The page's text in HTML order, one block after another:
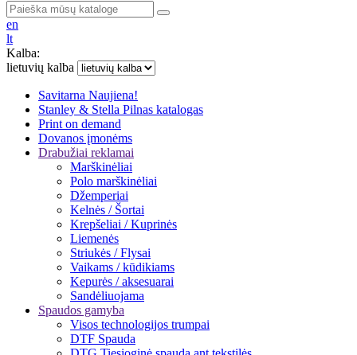
en
lt
Kalba:
lietuvių kalba
Savitarna Naujiena!
Stanley & Stella Pilnas katalogas
Print on demand
Dovanos įmonėms
Drabužiai reklamai
Marškinėliai
Polo marškinėliai
Džemperiai
Kelnės / Šortai
Krepšeliai / Kuprinės
Liemenės
Striukės / Flysai
Vaikams / kūdikiams
Kepurės / aksesuarai
Sandėliuojama
Spaudos gamyba
Visos technologijos trumpai
DTF Spauda